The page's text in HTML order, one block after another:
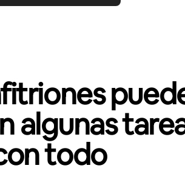
algunas
todo